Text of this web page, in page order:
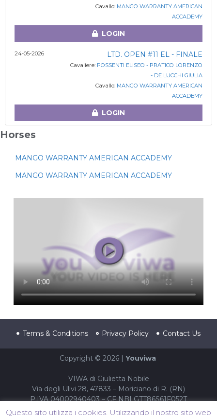
Cavallo: MANGO WARRANTY AMERICAN
ACCADEMY
LOGIN
24-05-2026 LTD. OPEN #11 EL - FINALE
Cavaliere: POSSENTI ELISEO - PRATICO LORENZO
- DE LUCCHI GIULIA
Cavallo: MANGO WARRANTY AMERICAN
ACCADEMY
LOGIN
Horses
MANGO WARRANTY AMERICAN ACCADEMY
MANGO WARRANTY AMERICAN ACCADEMY
Terms & Conditions Privacy Policy Contact Us
Copyright © 2026 | Youviwa
VIWA di Giulietta Nobile
Via degli Ulivi 28, 47833 – Moriciano di R. (RN)
P.IVA 04002940403 – CF NBLGTT86S61F052T
Questo sito utilizza i cookies. Utilizzando il nostro sito web